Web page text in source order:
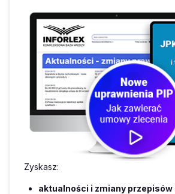
Zyskasz:
aktualności i zmiany przepisów